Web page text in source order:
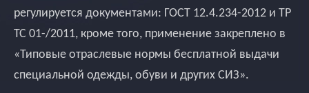
регулируется документами: ГОСТ 12.4.234-2012 и ТР
ТС 01-/2011, кроме того, применение закреплено в
«Типовые отраслевые нормы бесплатной выдачи
специальной одежды, обуви и других СИЗ».